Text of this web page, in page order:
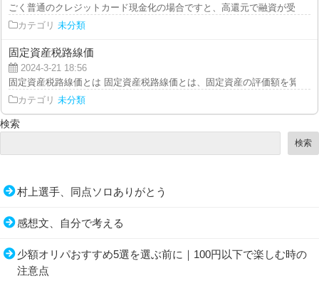
ごく普通のクレジットカード現金化の場合ですと、高還元で融資が受けら
カテゴリ 未分類
固定資産税路線価
2024-3-21 18:56
固定資産税路線価とは 固定資産税路線価とは、固定資産の評価額を算出
カテゴリ 未分類
検索
検索
村上選手、同点ソロありがとう
感想文、自分で考える
少額オリパおすすめ5選を選ぶ前に｜100円以下で楽しむ時の
注意点